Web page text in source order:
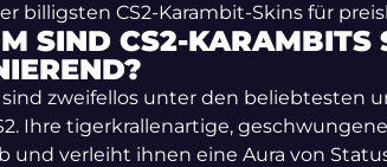
billigsten CS2-Karambit-Skins für
SIND CS2-KARAMBITS
sind zweifellos unter den beliebtesten
Ihre tigerkrallenartige,
und verleiht ihnen eine Aura von